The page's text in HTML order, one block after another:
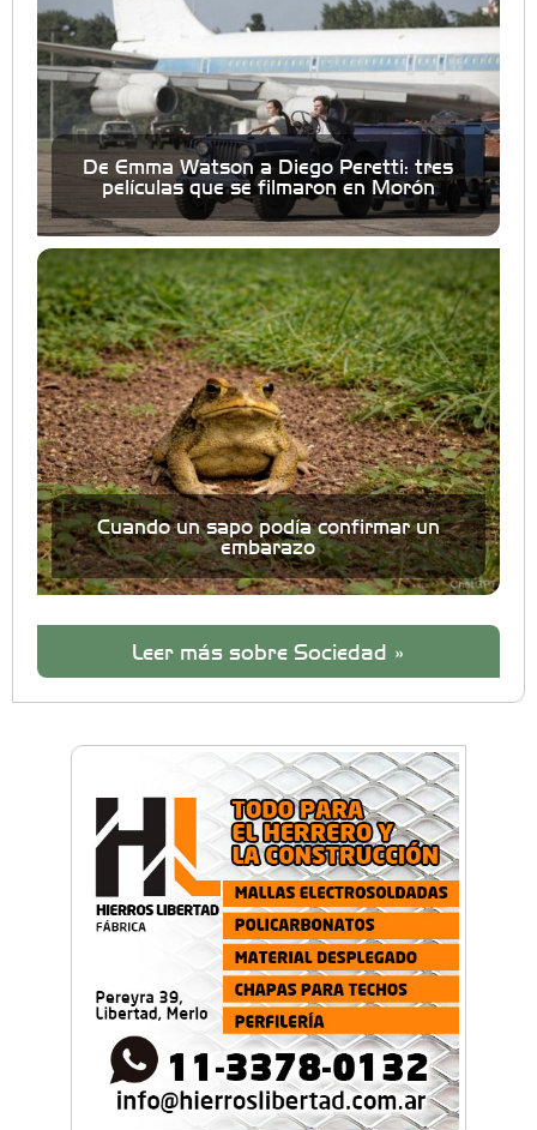
De Emma Watson a Diego Peretti: tres
películas que se filmaron en Morón
Cuando un sapo podía confirmar un
embarazo
Leer más sobre Sociedad »